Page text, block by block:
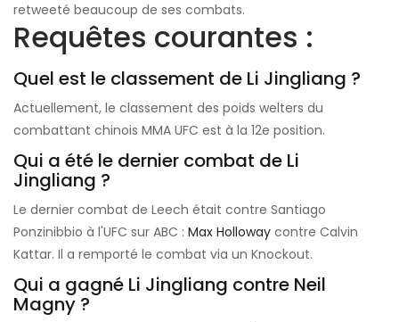
retweeté beaucoup de ses combats.
Requêtes courantes :
Quel est le classement de Li Jingliang ?
Actuellement, le classement des poids welters du
combattant chinois MMA UFC est à la 12e position.
Qui a été le dernier combat de Li
Jingliang ?
Le dernier combat de Leech était contre Santiago
Ponzinibbio à l'UFC sur ABC : Max Holloway contre Calvin
Kattar. Il a remporté le combat via un Knockout.
Qui a gagné Li Jingliang contre Neil
Magny ?